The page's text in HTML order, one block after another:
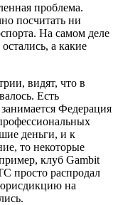
проблема.
посчитать ни
На самом деле
а какие
видят, что в
Есть
Федерация
деньги, и к
то некоторые
клуб Gambit
просто распродал
на